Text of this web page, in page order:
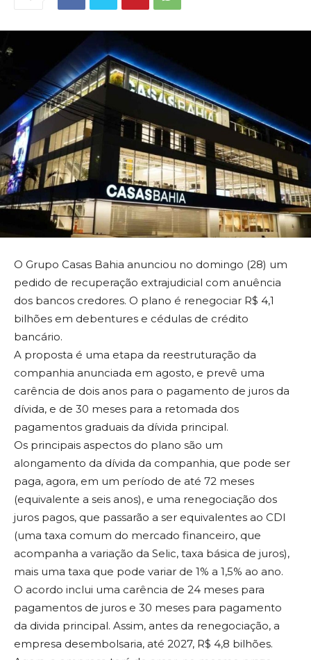
O Grupo Casas Bahia anunciou no domingo (28) um
pedido de recuperação extrajudicial com anuência
dos bancos credores. O plano é renegociar R$ 4,1
bilhões em debentures e cédulas de crédito
bancário.
A proposta é uma etapa da reestruturação da
companhia anunciada em agosto, e prevê uma
carência de dois anos para o pagamento de juros da
dívida, e de 30 meses para a retomada dos
pagamentos graduais da dívida principal.
Os principais aspectos do plano são um
alongamento da dívida da companhia, que pode ser
paga, agora, em um período de até 72 meses
(equivalente a seis anos), e uma renegociação dos
juros pagos, que passarão a ser equivalentes ao CDI
(uma taxa comum do mercado financeiro, que
acompanha a variação da Selic, taxa básica de juros),
mais uma taxa que pode variar de 1% a 1,5% ao ano.
O acordo inclui uma carência de 24 meses para
pagamentos de juros e 30 meses para pagamento
da divida principal. Assim, antes da renegociação, a
empresa desembolsaria, até 2027, R$ 4,8 bilhões.